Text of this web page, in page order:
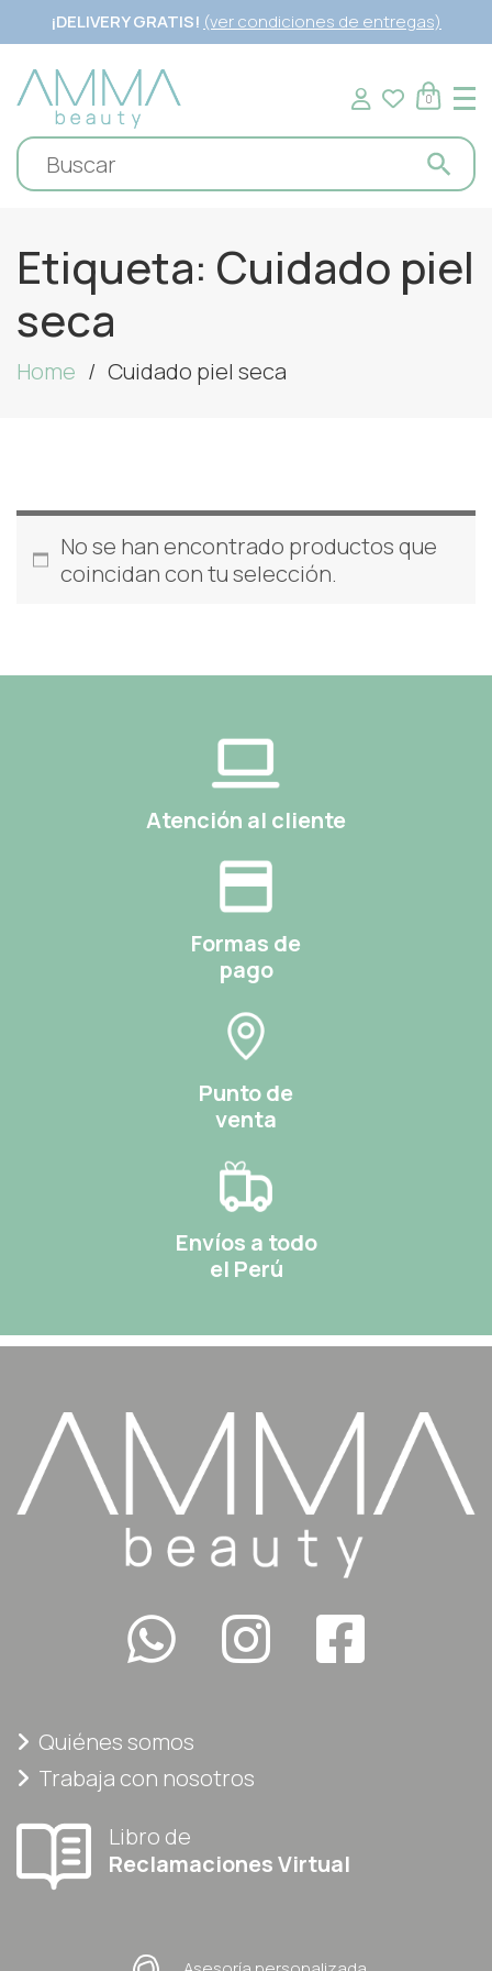
¡DELIVERY GRATIS! (ver condiciones de entregas)
0
Etiqueta: Cuidado piel
seca
Home Cuidado piel seca
No se han encontrado productos que
coincidan con tu selección.
Atención al cliente
Formas de
pago
Punto de
venta
Envíos a todo
el Perú
Quiénes somos
Trabaja con nosotros
Libro de
Reclamaciones Virtual